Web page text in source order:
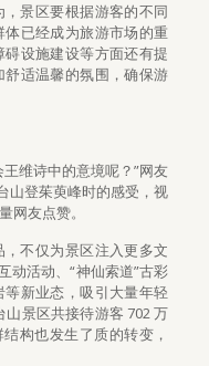
景区要根据游客的不同
已经成为旅游市场的重
设施建设等方面还有提
适温馨的氛围，确保游
维诗中的意境呢？”网友
山登茱萸峰时的感受，视
网友点赞。
不仅为景区注入更多文
动活动、“神仙索道”古彩
新业态，吸引大量年轻
景区共接待游客 702 万
构也发生了质的转变，